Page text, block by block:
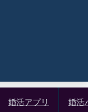
婚活アプリ 婚活